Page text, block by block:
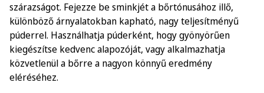
szárazságot. Fejezze be sminkjét a bőrtónusához illő,
különböző árnyalatokban kapható, nagy teljesítményű
púderrel. Használhatja púderként, hogy gyönyörűen
kiegészítse kedvenc alapozóját, vagy alkalmazhatja
közvetlenül a bőrre a nagyon könnyű eredmény
eléréséhez.